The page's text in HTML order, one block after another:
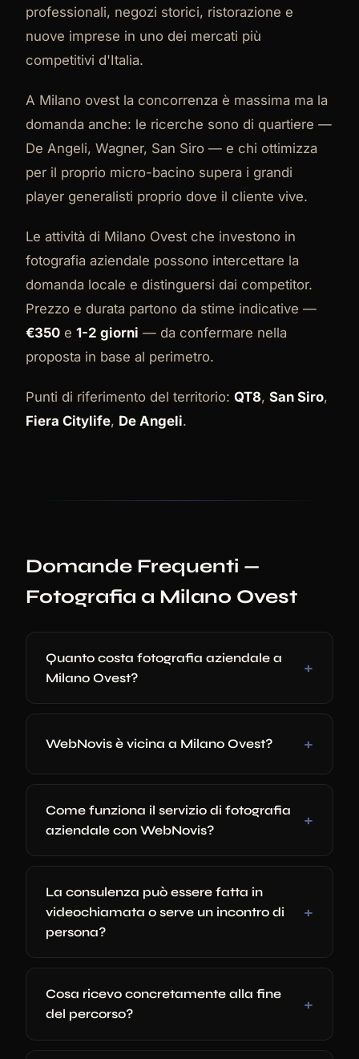
professionali, negozi storici, ristorazione e
nuove imprese in uno dei mercati più
competitivi d'Italia.
A Milano ovest la concorrenza è massima ma la
domanda anche: le ricerche sono di quartiere —
De Angeli, Wagner, San Siro — e chi ottimizza
per il proprio micro-bacino supera i grandi
player generalisti proprio dove il cliente vive.
Le attività di Milano Ovest che investono in
fotografia aziendale possono intercettare la
domanda locale e distinguersi dai competitor.
Prezzo e durata partono da stime indicative —
€350 e 1-2 giorni — da confermare nella
proposta in base al perimetro.
Punti di riferimento del territorio: QT8, San Siro,
Fiera Citylife, De Angeli.
Domande Frequenti —
Fotografia a Milano Ovest
Quanto costa fotografia aziendale a
Milano Ovest?
WebNovis è vicina a Milano Ovest?
Come funziona il servizio di fotografia
aziendale con WebNovis?
La consulenza può essere fatta in
videochiamata o serve un incontro di
persona?
Cosa ricevo concretamente alla fine
del percorso?